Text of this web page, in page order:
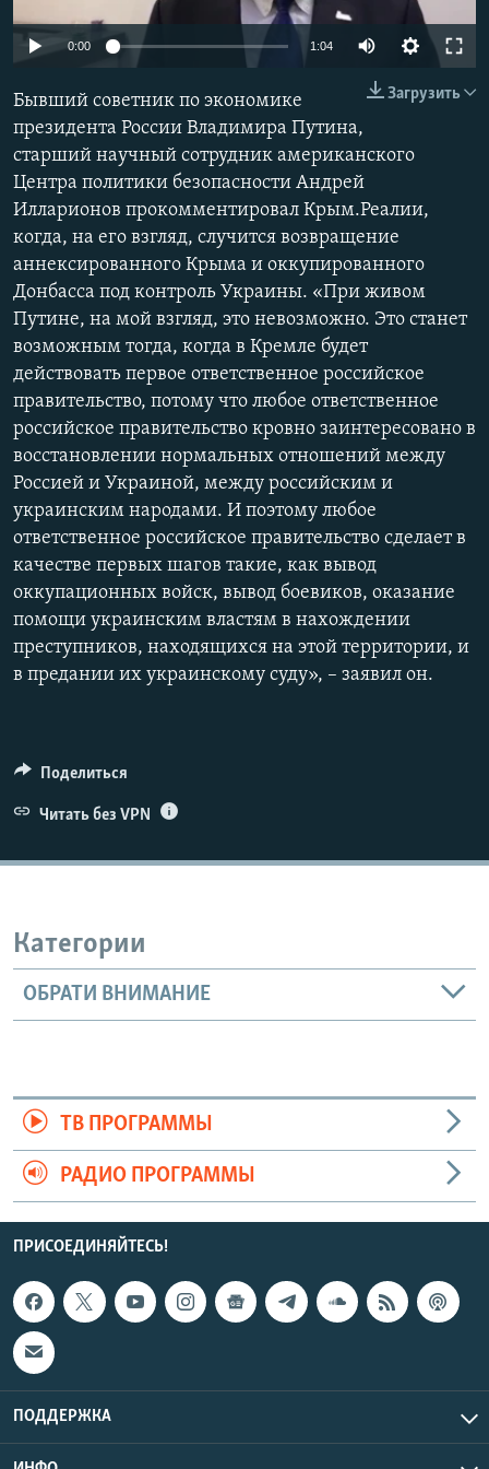
ПОБЕДИТЕЛЕЙ НЕ СУДЯТ?
КРЫМ.НЕПОКОРЕННЫЙ
ELIFBE
УКРАИНСКАЯ ПРОБЛЕМА КРЫМА
ПРИСОЕДИНЯЙТЕСЬ!
Все сайты RFE/RL
0:00 1:04
Загрузить
Бывший советник по экономике
президента России Владимира Путина,
старший научный сотрудник американского
Центра политики безопасности Андрей
Илларионов прокомментировал Крым.Реалии,
когда, на его взгляд, случится возвращение
аннексированного Крыма и оккупированного
Донбасса под контроль Украины. «При живом
Путине, на мой взгляд, это невозможно. Это станет
возможным тогда, когда в Кремле будет
действовать первое ответственное российское
правительство, потому что любое ответственное
российское правительство кровно заинтересовано в
восстановлении нормальных отношений между
Россией и Украиной, между российским и
украинским народами. И поэтому любое
ответственное российское правительство сделает в
качестве первых шагов такие, как вывод
оккупационных войск, вывод боевиков, оказание
помощи украинским властям в нахождении
преступников, находящихся на этой территории, и
в предании их украинскому суду», – заявил он.
Поделиться
Читать без VPN
Категории
ОБРАТИ ВНИМАНИЕ
ТВ ПРОГРАММЫ
РАДИО ПРОГРАММЫ
ПРИСОЕДИНЯЙТЕСЬ!
ПОДДЕРЖКА